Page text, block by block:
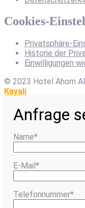
Cookies-
Privatsphäre-
Historie der
Einwilligungen
© 2023 Hotel Ahorn
Kayali
Anfrage
Name*
E-Mail*
Telefonnummer*